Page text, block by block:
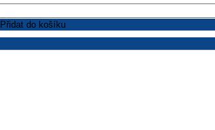
Přidat do košíku